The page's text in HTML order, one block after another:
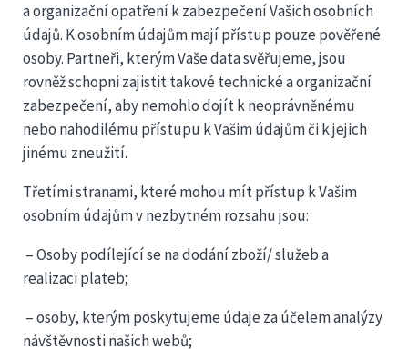
a organizační opatření k zabezpečení Vašich osobních
údajů. K osobním údajům mají přístup pouze pověřené
osoby. Partneři, kterým Vaše data svěřujeme, jsou
rovněž schopni zajistit takové technické a organizační
zabezpečení, aby nemohlo dojít k neoprávněnému
nebo nahodilému přístupu k Vašim údajům či k jejich
jinému zneužití.
Třetími stranami, které mohou mít přístup k Vašim
osobním údajům v nezbytném rozsahu jsou:
– Osoby podílející se na dodání zboží/ služeb a
realizaci plateb;
– osoby, kterým poskytujeme údaje za účelem analýzy
návštěvnosti našich webů;